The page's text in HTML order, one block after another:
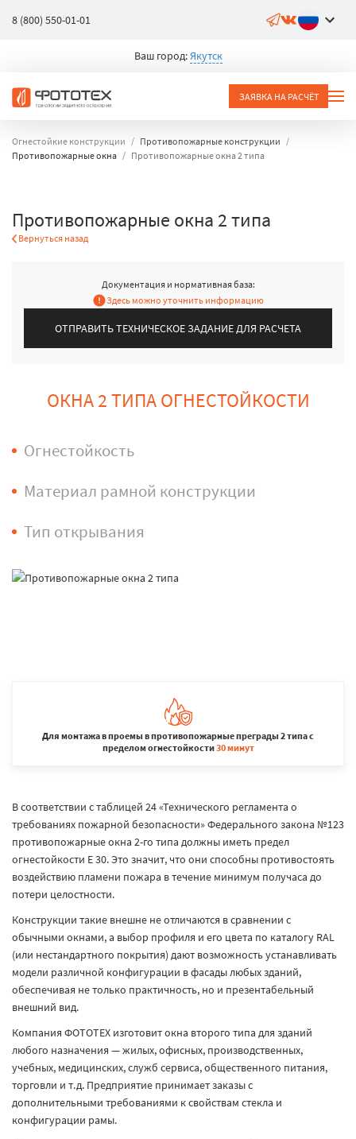
8 (800) 550-01-01
Ваш город:Якутск
ЗАЯВКА НА РАСЧЁТ
Огнестойкие конструкции
Противопожарные конструкции
Противопожарные окна
Противопожарные окна 2 типа
Противопожарные окна 2 типа
Вернуться назад
Документация и нормативная база:
Здесь можно уточнить информацию
ОТПРАВИТЬ ТЕХНИЧЕСКОЕ ЗАДАНИЕ ДЛЯ РАСЧЕТА
ОКНА 2 ТИПА ОГНЕСТОЙКОСТИ
Огнестойкость
Материал рамной конструкции
Тип открывания
Для монтажа в проемы в противопожарные преграды 2 типа с
пределом огнестойкости30 минут
В соответствии с таблицей 24 «Технического регламента о
требованиях пожарной безопасности» Федерального закона №123
противопожарные окна 2-го типа должны иметь предел
огнестойкости E 30. Это значит, что они способны противостоять
воздействию пламени пожара в течение минимум получаса до
потери целостности.
Конструкции такие внешне не отличаются в сравнении с
обычными окнами, а выбор профиля и его цвета по каталогу RAL
(или нестандартного покрытия) дают возможность устанавливать
модели различной конфигурации в фасады любых зданий,
обеспечивая не только практичность, но и презентабельный
внешний вид.
Компания ФОТОТЕХ изготовит окна второго типа для зданий
любого назначения — жилых, офисных, производственных,
учебных, медицинских, служб сервиса, общественного питания,
торговли и т.д. Предприятие принимает заказы с
дополнительными требованиями к свойствам стекла и
конфигурации рамы.